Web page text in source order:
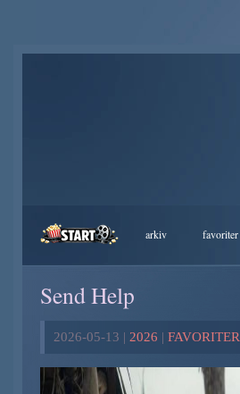
arkiv favoriter
Send Help
2026-05-13 | 2026 | FAVORITER